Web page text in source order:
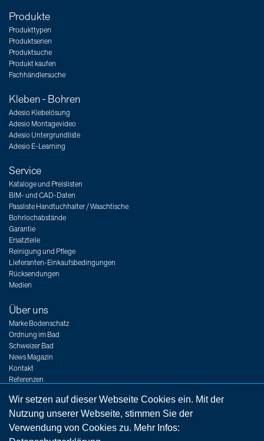
Produkte
Produkttypen
Produktserien
Produktsuche
Produkt kaufen
Fachhändlersuche
Kleben - Bohren
Adesio Klebelösung
Adesio Montagevideo
Adesio Untergrundliste
Adesio E-Learning
Service
Kataloge und Preislisten
BIM- und CAD-Daten
Passliste Handtuchhalter / Waschtische
Bohrlochabstände
Garantie
Ersatzteile
Reinigung und Pflege
Lieferanten-Einkaufsbedingungen
Rücksendungen
Medien
Über uns
Marke Bodenschatz
Ordnung im Bad
Schweizer Bad
News Magazin
Kontakt
Referenzen
Jobs
Wir setzen auf dieser Webseite Cookies ein. Mit der
Nutzung unserer Webseite, stimmen Sie der
Verwendung von Cookies zu. Mehr Infos: